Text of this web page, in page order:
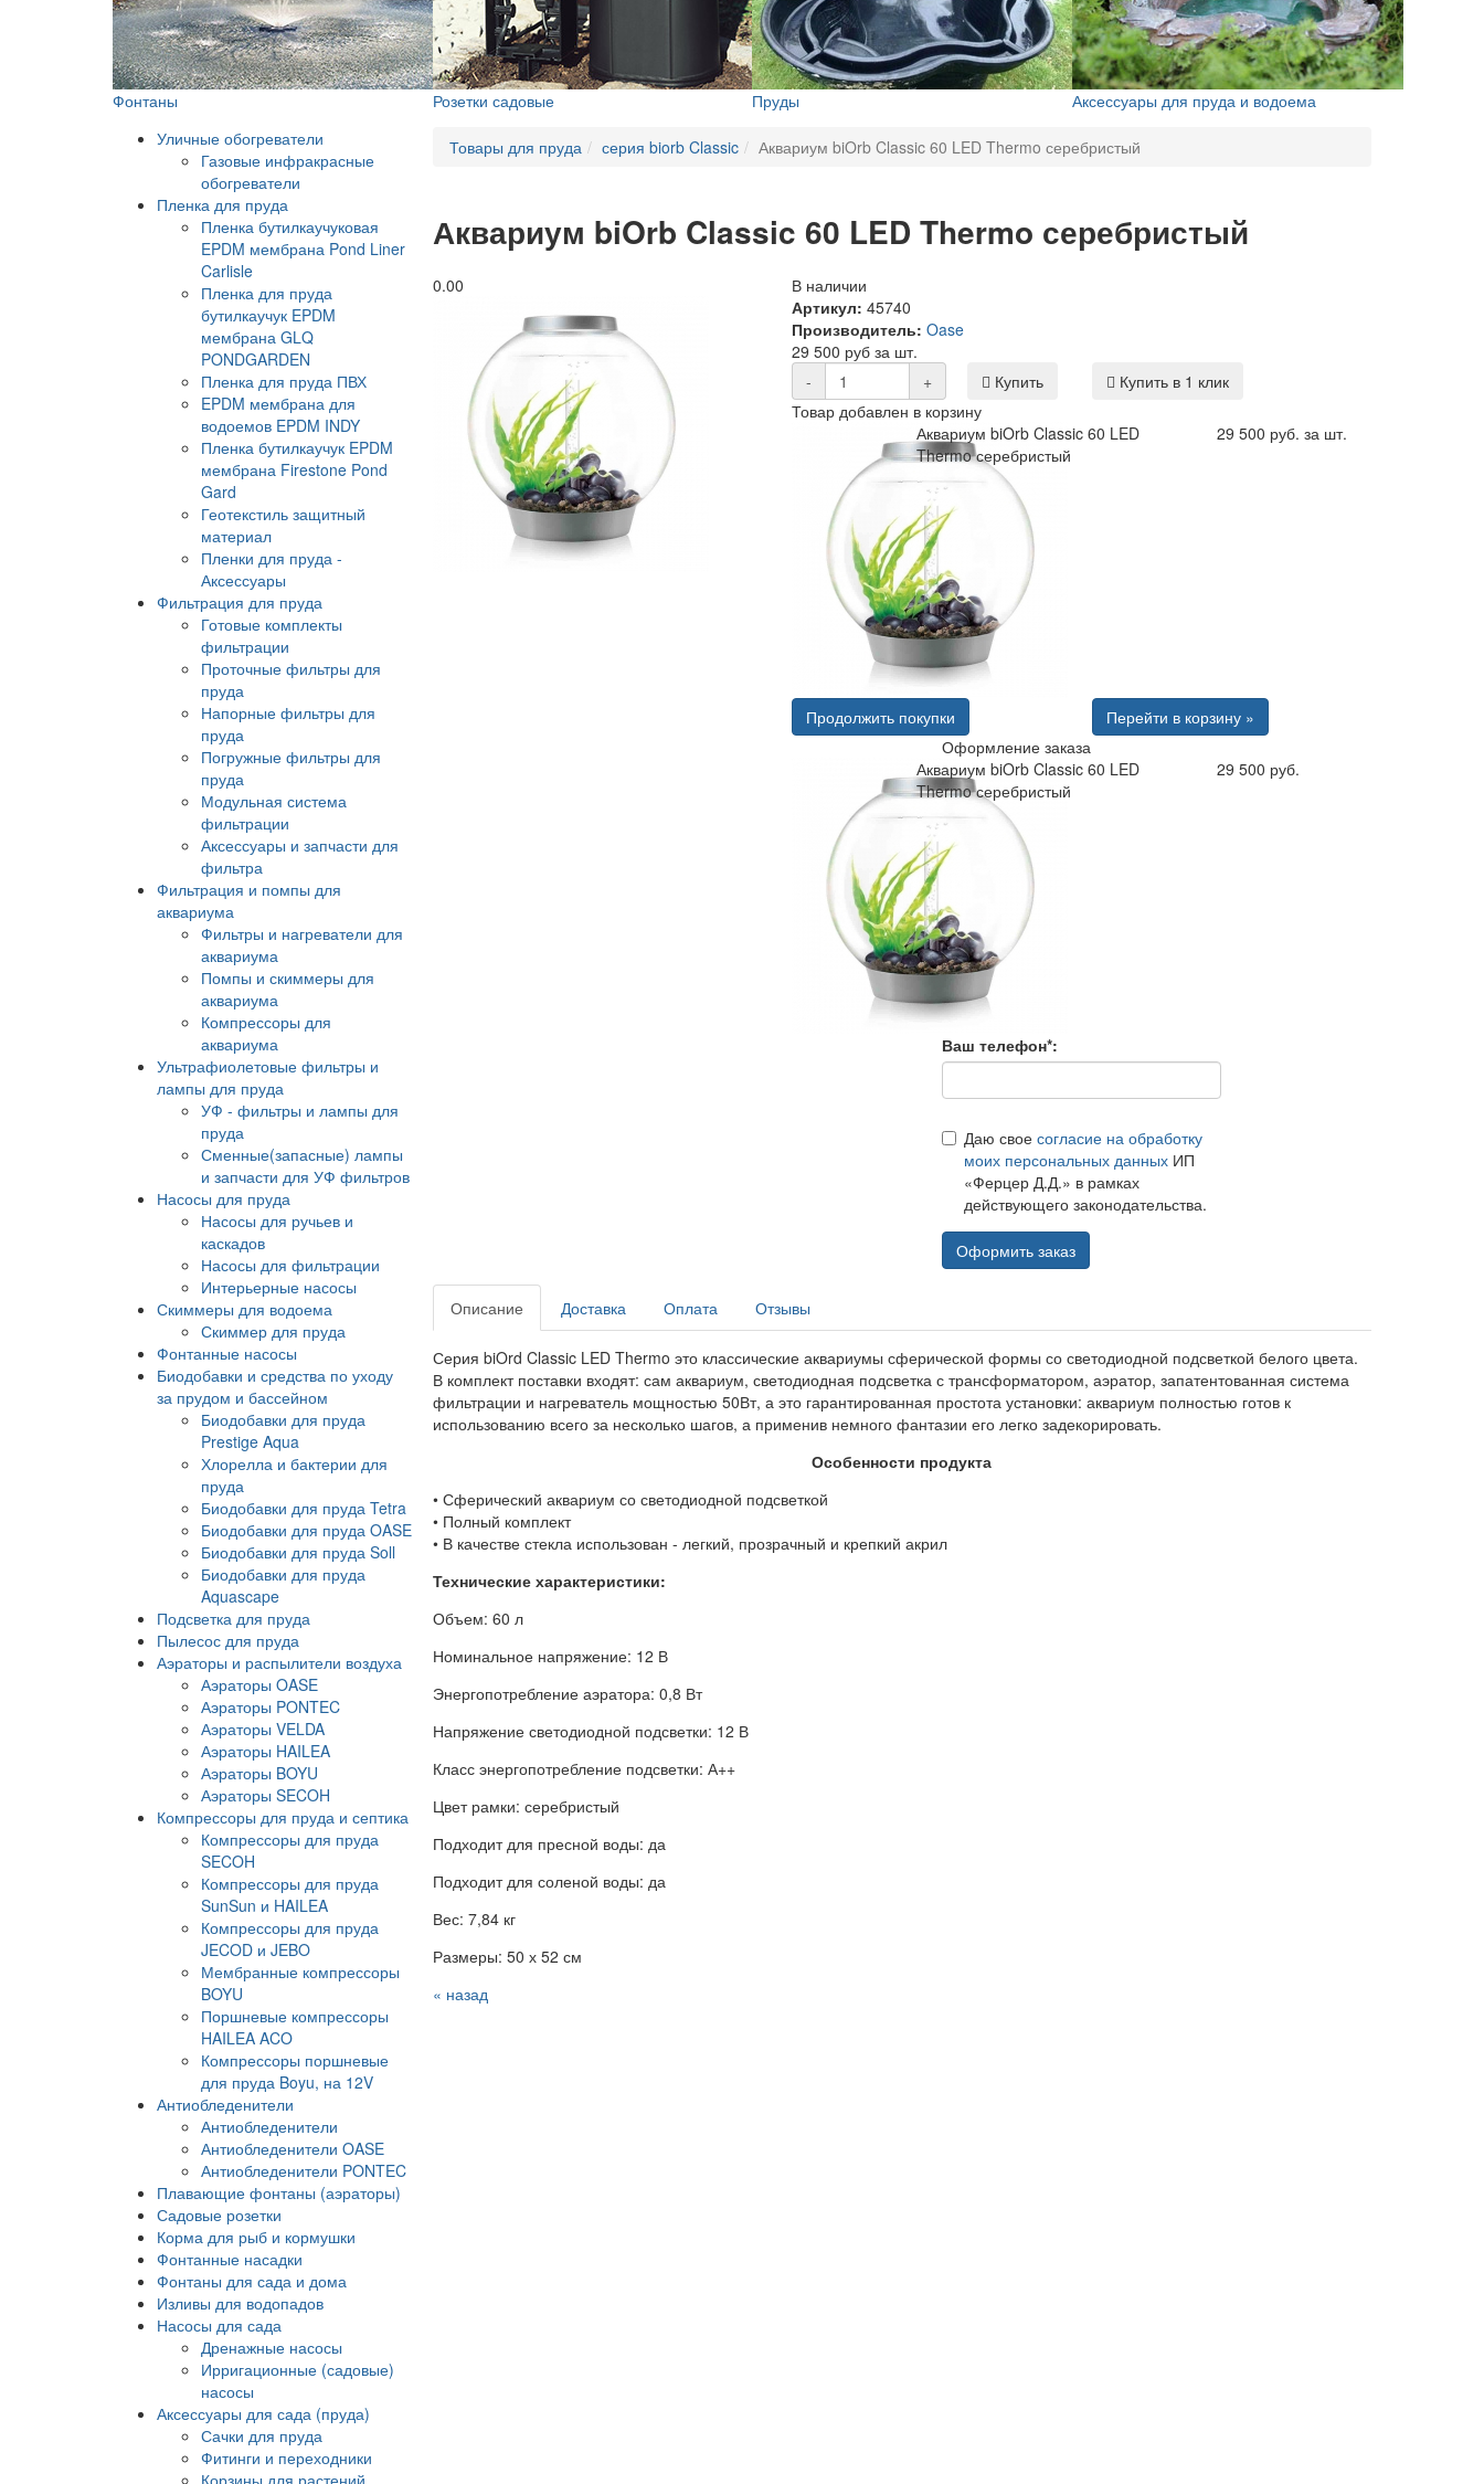
Фонтаны Розетки садовые Пруды
Аксессуары для пруда и водоема
Уличные обогреватели
Газовые инфракрасные
обогреватели
Пленка для пруда
Пленка бутилкаучуковая
EPDM мембрана Pond Liner
Carlisle
Пленка для пруда
бутилкаучук EPDM
мембрана GLQ
PONDGARDEN
Пленка для пруда ПВХ
EPDM мембрана для
водоемов EPDM INDY
Пленка бутилкаучук EPDM
мембрана Firestone Pond
Gard
Геотекстиль защитный
материал
Пленки для пруда -
Аксессуары
Фильтрация для пруда
Готовые комплекты
фильтрации
Проточные фильтры для
пруда
Напорные фильтры для
пруда
Погружные фильтры для
пруда
Модульная система
фильтрации
Аксессуары и запчасти для
фильтра
Фильтрация и помпы для
аквариума
Фильтры и нагреватели для
аквариума
Помпы и скиммеры для
аквариума
Компрессоры для
аквариума
Ультрафиолетовые фильтры и
лампы для пруда
УФ - фильтры и лампы для
пруда
Сменные(запасные) лампы
и запчасти для УФ фильтров
Насосы для пруда
Насосы для ручьев и
каскадов
Насосы для фильтрации
Интерьерные насосы
Скиммеры для водоема
Скиммер для пруда
Фонтанные насосы
Биодобавки и средства по уходу
за прудом и бассейном
Биодобавки для пруда
Prestige Aqua
Хлорелла и бактерии для
пруда
Биодобавки для пруда Tetra
Биодобавки для пруда OASE
Биодобавки для пруда Soll
Биодобавки для пруда
Aquascape
Подсветка для пруда
Пылесос для пруда
Аэраторы и распылители воздуха
Аэраторы OASE
Аэраторы PONTEC
Аэраторы VELDA
Аэраторы HAILEA
Аэраторы BOYU
Аэраторы SECOH
Компрессоры для пруда и септика
Компрессоры для пруда
SECOH
Компрессоры для пруда
SunSun и HAILEA
Компрессоры для пруда
JECOD и JEBO
Мембранные компрессоры
BOYU
Поршневые компрессоры
HAILEA ACO
Компрессоры поршневые
для пруда Boyu, на 12V
Антиобледенители
Антиобледенители
Антиобледенители OASE
Антиобледенители PONTEC
Плавающие фонтаны (аэраторы)
Садовые розетки
Корма для рыб и кормушки
Фонтанные насадки
Фонтаны для сада и дома
Изливы для водопадов
Насосы для сада
Дренажные насосы
Ирригационные (садовые)
насосы
Аксессуары для сада (пруда)
Сачки для пруда
Фитинги и переходники
Корзины для растений
Товары для пруда серия biorb Classic Аквариум biOrb Classic 60 LED Thermo серебристый
Аквариум biOrb Classic 60 LED Thermo серебристый
0.00
В наличии
Артикул: 45740
Производитель: Oase
29 500 руб за шт.
-
+ Купить
Купить в 1 клик
Товар добавлен в корзину
Аквариум biOrb Classic 60 LED
Thermo серебристый
29 500 руб. за шт.
Продолжить покупки
Перейти в корзину »
Оформление заказа
Аквариум biOrb Classic 60 LED
Thermo серебристый
29 500 руб.
Ваш телефон*:
Даю свое согласие на обработку
моих персональных данныхИП
«Ферцер Д.Д.» в рамках
действующего законодательства.
Оформить заказ
Описание Доставка Оплата Отзывы
Серия biOrd Classic LED Thermo это классические аквариумы сферической формы со светодиодной подсветкой белого цвета.
В комплект поставки входят: сам аквариум, светодиодная подсветка с трансформатором, аэратор, запатентованная система
фильтрации и нагреватель мощностью 50Вт, а это гарантированная простота установки: аквариум полностью готов к
использованию всего за несколько шагов, а применив немного фантазии его легко задекорировать.
Особенности продукта
• Сферический аквариум со светодиодной подсветкой
• Полный комплект
• В качестве стекла использован - легкий, прозрачный и крепкий акрил
Технические характеристики:
Объем: 60 л
Номинальное напряжение: 12 В
Энергопотребление аэратора: 0,8 Вт
Напряжение светодиодной подсветки: 12 В
Класс энергопотребление подсветки: А++
Цвет рамки: серебристый
Подходит для пресной воды: да
Подходит для соленой воды: да
Вес: 7,84 кг
Размеры: 50 х 52 см
« назад